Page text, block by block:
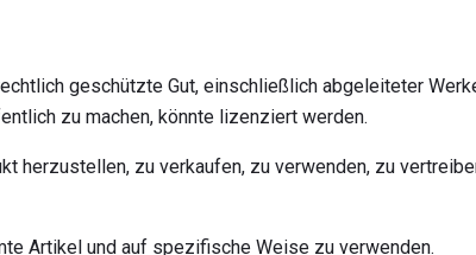
geschützte Gut, einschließlich abgeleiteter
zu machen, könnte lizenziert werden.
herzustellen, zu verkaufen, zu verwenden, zu
Artikel und auf spezifische Weise zu verwenden.